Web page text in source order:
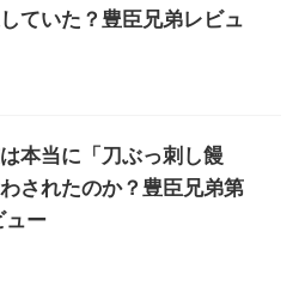
ていた？豊臣兄弟レビュ
本当に「刀ぶっ刺し饅
されたのか？豊臣兄弟第
ュー